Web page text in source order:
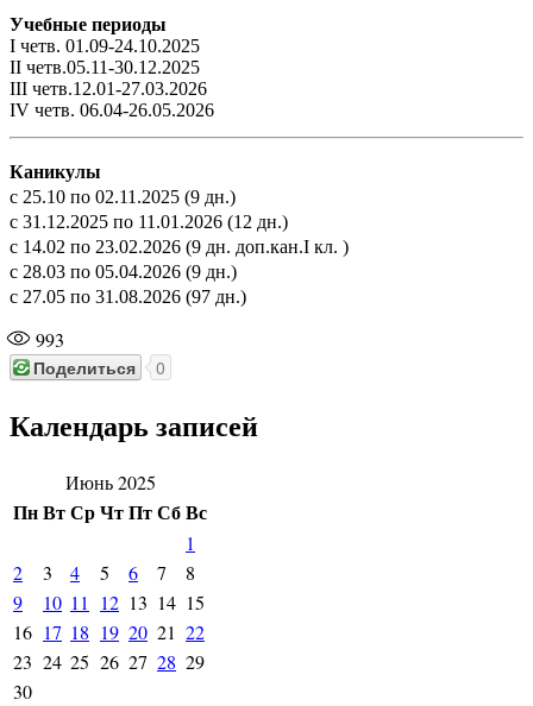
Учебные периоды
I четв. 01.09-24.10.2025
II четв.05.11-30.12.2025
III четв.12.01-27.03.2026
IV четв. 06.04-26.05.2026
Каникулы
с 25.10 по 02.11.2025 (9 дн.)
с 31.12.2025 по 11.01.2026 (12 дн.)
с 14.02 по 23.02.2026 (9 дн. доп.кан.I кл. )
с 28.03 по 05.04.2026 (9 дн.)
с 27.05 по 31.08.2026 (97 дн.)
993
Поделиться 0
Календарь записей
Июнь 2025
ПнВтСрЧтПтСбВс
1
2
3 4 5 6 7
8
9
10 11 12 13 14 15
16 17 18 19 20 21 22
23 24 25 26 27 28 29
30